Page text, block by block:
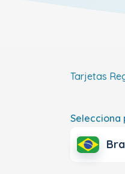
Tarjetas
Selecciona